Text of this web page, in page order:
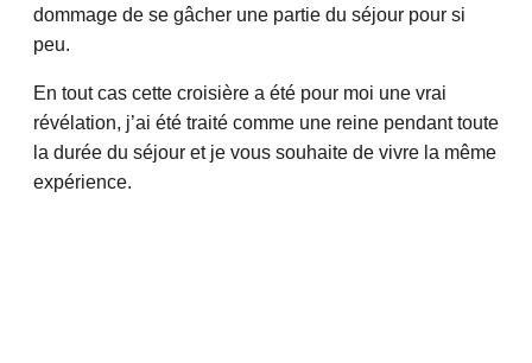
dommage de se gâcher une partie du séjour pour si
peu.
En tout cas cette croisière a été pour moi une vrai
révélation, j’ai été traité comme une reine pendant toute
la durée du séjour et je vous souhaite de vivre la même
expérience.